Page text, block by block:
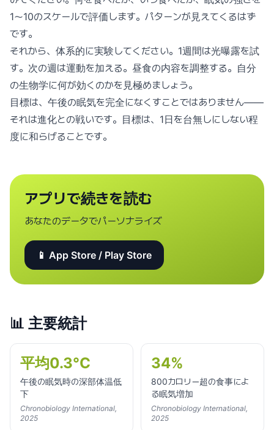
1〜10のスケールで評価します。パターンが見えてくるはず
です。
それから、体系的に実験してください。1週間は光曝露を試
す。次の週は運動を加える。昼食の内容を調整する。自分
の生物学に何が効くのかを見極めましょう。
目標は、午後の眠気を完全になくすことではありません——
それは進化との戦いです。目標は、1日を台無しにしない程
度に和らげることです。
アプリで続きを読む
あなたのデータでパーソナライズ
📱 App Store / Play Store
📊 主要統計
平均0.3°C
午後の眠気時の深部体温低
下
Chronobiology International,
2025
34%
800カロリー超の食事によ
る眠気増加
Chronobiology International,
2025